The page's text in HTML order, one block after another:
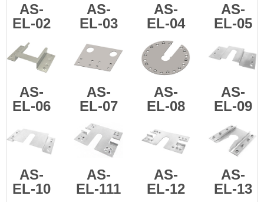
AS-
EL-02
AS-
EL-03
AS-
EL-04
AS-
EL-05
AS-
EL-06
AS-
EL-07
AS-
EL-08
AS-
EL-09
AS-
EL-10
AS-
EL-111
AS-
EL-12
AS-
EL-13